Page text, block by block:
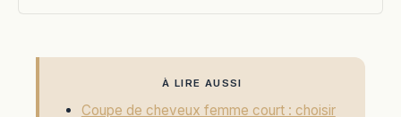
À LIRE AUSSI
Coupe de cheveux femme court : choisir